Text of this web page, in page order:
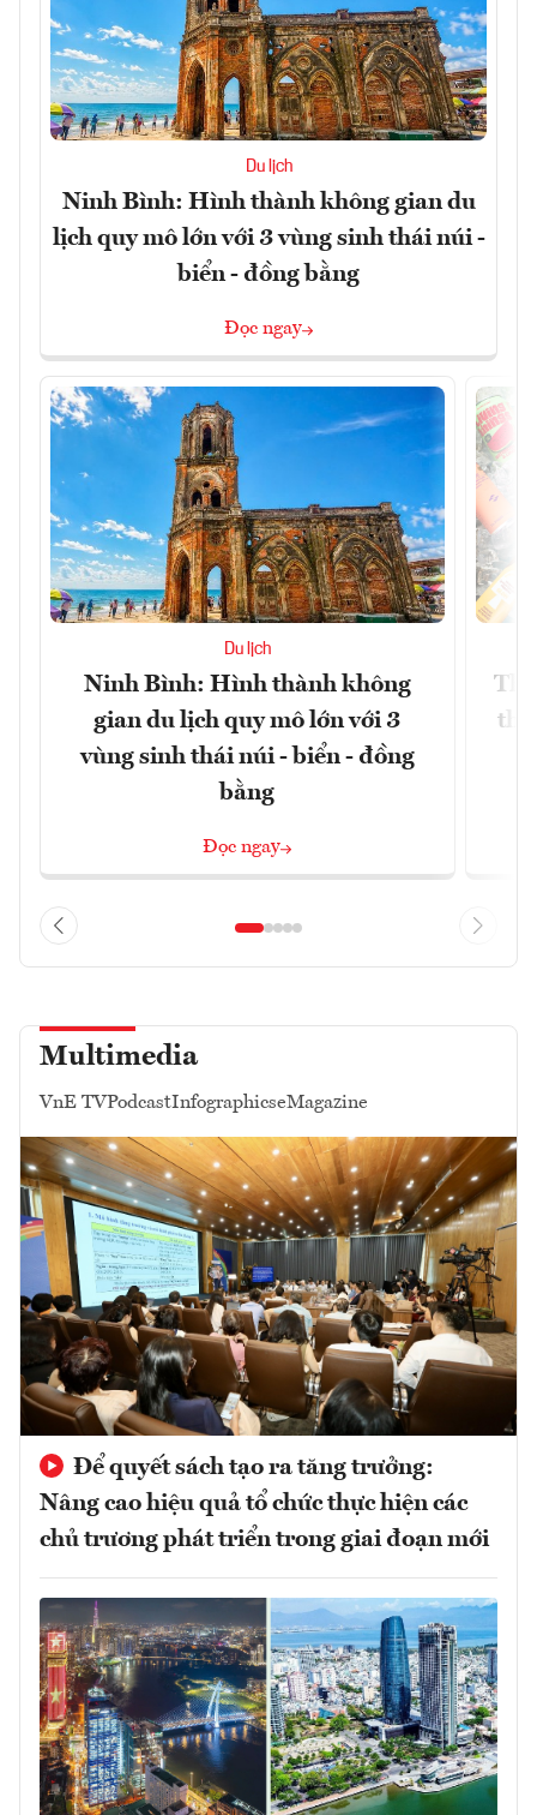
Du lịch
Ninh Bình: Hình thành không gian du
lịch quy mô lớn với 3 vùng sinh thái núi -
biển - đồng bằng
Đọc ngay
Du lịch
Ninh Bình: Hình thành không
gian du lịch quy mô lớn với 3
vùng sinh thái núi - biển - đồng
bằng
Đọc ngay
Multimedia
VnE TVPodcastInfographicseMagazine
Để quyết sách tạo ra tăng trưởng:
Nâng cao hiệu quả tổ chức thực hiện các
chủ trương phát triển trong giai đoạn mới